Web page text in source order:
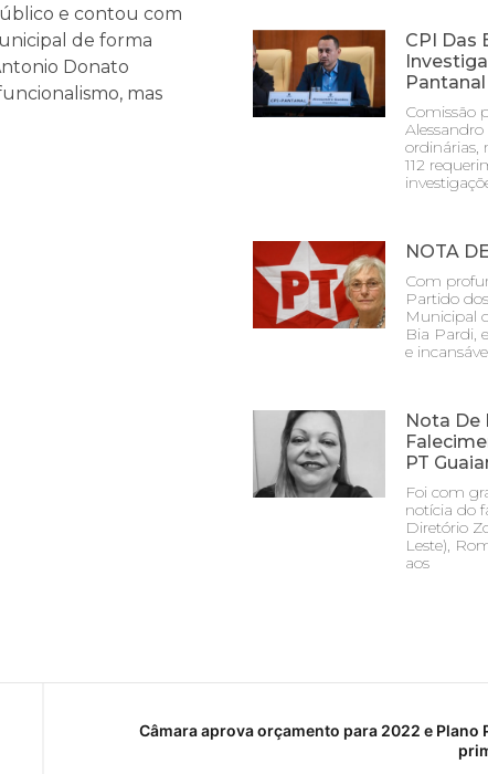
e contou com
de forma
Donato
mas
CPI Das
Pantanal
Comissão
Alessandro
ordinárias,
112
NOTA
Com
Partido
Municipal
Bia Pardi,
e
Nota De
PT
Foi com
notícia do
Diretório
Leste),
aos
Câmara aprova orçamento para 2022 e Plano